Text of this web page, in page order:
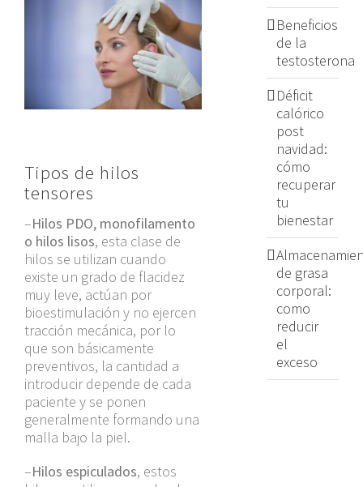
Tipos de hilos
tensores
–Hilos PDO, monofilamento
o hilos lisos, esta clase de
hilos se utilizan cuando
existe un grado de flacidez
muy leve, actúan por
bioestimulación y no ejercen
tracción mecánica, por lo
que son básicamente
preventivos, la cantidad a
introducir depende de cada
paciente y se ponen
generalmente formando una
malla bajo la piel.
–Hilos espiculados, estos
Beneficios
de la
testosterona
Déficit
calórico
post
navidad:
cómo
recuperar
tu
bienestar
de grasa
corporal:
como
reducir
el
exceso